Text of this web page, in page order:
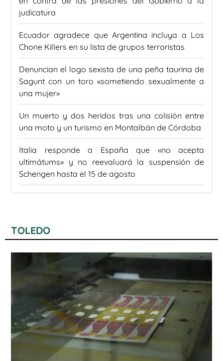
judicatura
Ecuador agradece que Argentina incluya a Los
Chone Killers en su lista de grupos terroristas
Denuncian el logo sexista de una peña taurina de
Sagunt con un toro «sometiendo sexualmente a
una mujer»
Un muerto y dos heridos tras una colisión entre
una moto y un turismo en Montalbán de Córdoba
Italia responde a España que «no acepta
ultimátums» y no reevaluará la suspensión de
Schengen hasta el 15 de agosto
TOLEDO